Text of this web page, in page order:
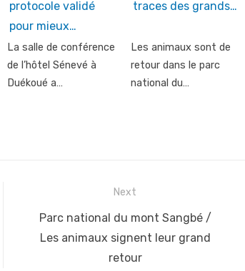
protocole validé
pour mieux…
La salle de conférence
de l’hôtel Sénevé à
Duékoué a…
traces des grands…
Les animaux sont de
retour dans le parc
national du…
Next
Next
post:
Parc national du mont Sangbé /
Les animaux signent leur grand
retour